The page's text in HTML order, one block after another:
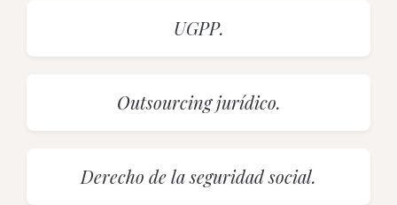
UGPP.
Outsourcing jurídico.
Derecho de la seguridad social.